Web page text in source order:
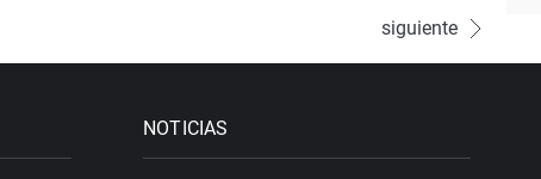
siguiente
NOTICIAS